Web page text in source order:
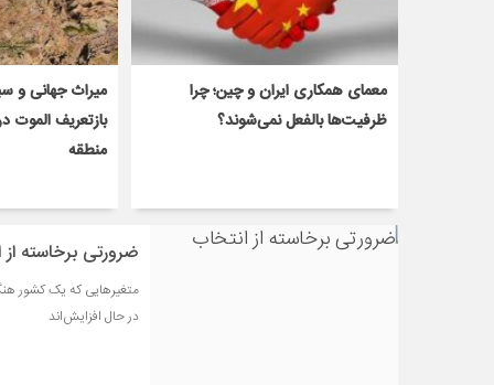
معمای همکاری ایران و چین؛ چرا
ظرفیت‌ها بالفعل نمی‌شوند؟
میراث جهانی و
بازتعریف الموت
منطقه
ضرورتی برخاسته
متغیرهایی که یک کشور
در حال افزایش‌اند